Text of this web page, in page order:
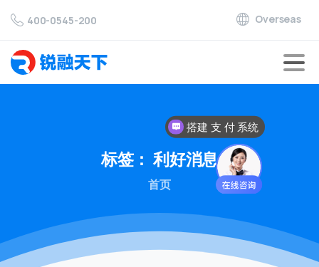
400-0545-200 Overseas
标签： 利好消息
首页
搭建 支 付 系统